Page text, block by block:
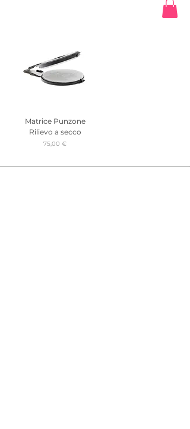
Matrice Punzone
Rilievo a secco
Precio
75,00 €